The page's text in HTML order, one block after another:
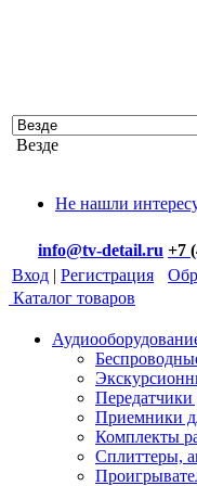
Везде
Не нашли
info@tv-detail.ru +7
Вход | Регистрация
Каталог товаров
Передатчики
Приемники
Комплекты
Сплиттеры,